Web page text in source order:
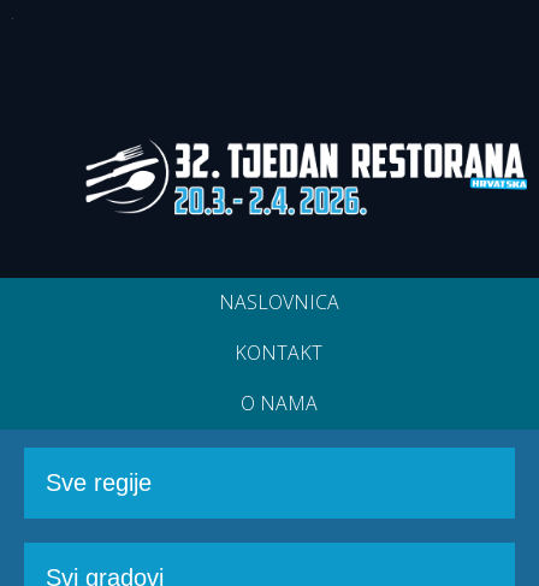
NASLOVNICA
KONTAKT
O NAMA